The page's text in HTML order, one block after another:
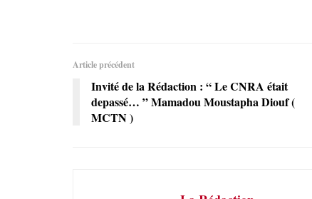
Article précédent
Invité de la Rédaction : “ Le CNRA était
depassé… ” Mamadou Moustapha Diouf (
MCTN )